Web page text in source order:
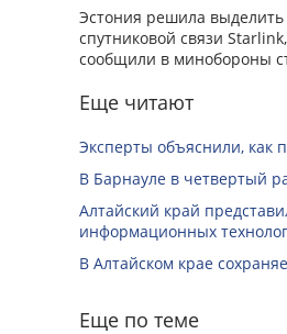
Эстония решила выделить
спутниковой связи
сообщили в минобороны
Еще читают
Эксперты объяснили, как
В Барнауле в четвертый
Алтайский край
информационных
В Алтайском крае
Еще по теме